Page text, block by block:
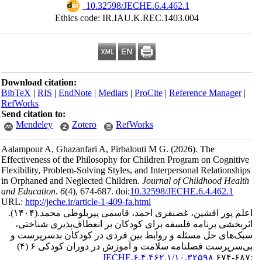
‎ 10.32598/JECHE.6.4.462.1
Ethics code: IR.IAU.K.REC.1403.004
Download citation:
BibTeX|RIS|EndNote|Medlars|ProCite|Reference Manager
RefWorks
Send citation to:
Mendeley
Zotero RefWorks
Aalampour A, Ghazanfari A, Pirbalouti M G.(2026).The
Effectiveness of the Philosophy for Children Program on Cognitive
Flexibility, Problem-Solving Styles, and Interpersonal Relationships
in Orphaned and Neglected Children.Journal of Childhood Health
and Education.6(4), 674-687. doi:10.32598/JECHE.6.4.462.1
URL:http://jeche.ir/article-1-409-fa.html
اعلم پور افشین، غضنفری احمد، قاسمی پیربلوطی محمد.(۱۴۰۴).
اثربخشی برنامه فلسفه برای کودکان بر انعطاف‌پذیری شناختی،
سبک‌های حل مسئله و روابط بین فردی در کودکان بدسرپرست و
بی‌سرپرست فصلنامه سلامت و آموزش در دوران کودکی ۶ (۴)
۱۰,۳۲۵۹۸/JECHE.۶.۴.۴۶۲.۱